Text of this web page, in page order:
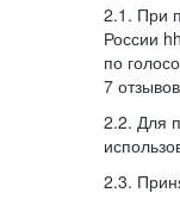
2.1. При
России
по
7
2.2. Для
2.3.